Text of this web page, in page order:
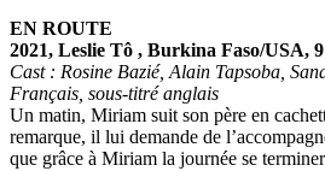
EN ROUTE
2021, Leslie Tô , Burkina Faso/USA,
Cast : Rosine Bazié, Alain Tapsoba,
Français, sous-titré anglais
Un matin, Miriam suit son père en
remarque, il lui demande de
que grâce à Miriam la journée se